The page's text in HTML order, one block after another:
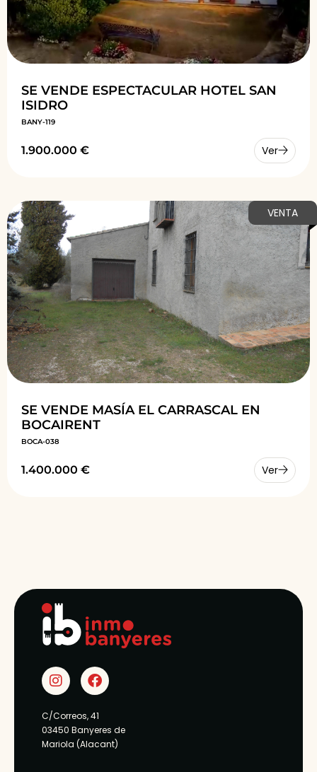
SE VENDE ESPECTACULAR HOTEL SAN
ISIDRO
BANY-119
1.900.000 € Ver
VENTA
SE VENDE MASÍA EL CARRASCAL EN
BOCAIRENT
BOCA-038
1.400.000 € Ver
C/Correos, 41
03450 Banyeres de
Mariola (Alacant)